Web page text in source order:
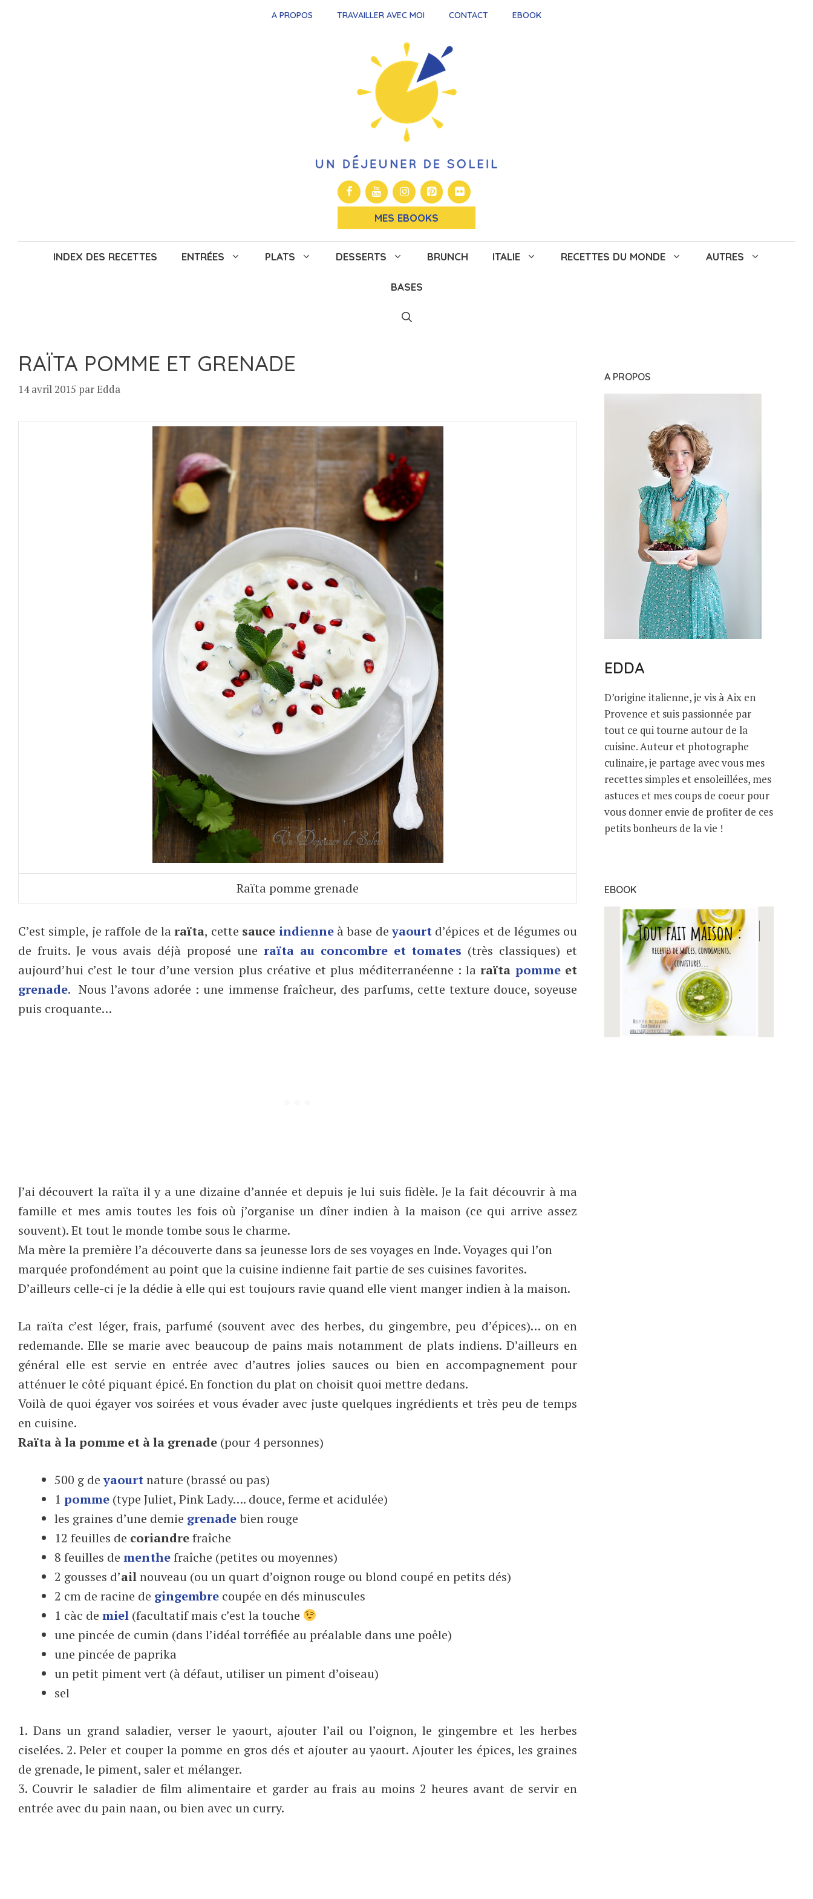
A PROPOS TRAVAILLER AVEC MOI CONTACT EBOOK
MES EBOOKS
INDEX DES RECETTES ENTRÉES PLATS DESSERTS BRUNCH ITALIE RECETTES DU MONDE AUTRES
BASES
RAÏTA POMME ET GRENADE
14 avril 2015 parEdda
Raïta pomme grenade
C’est simple, je raffole de laraïta, cette sauce indienne à base deyaourt d’épices et de légumes ou
de fruits. Je vous avais déjà proposé une raïta au concombre et tomates (très classiques) et
aujourd’hui c’est le tour d’une version plus créative et plus méditerranéenne : laraïta pomme et
grenade. Nous l’avons adorée : une immense fraîcheur, des parfums, cette texture douce, soyeuse
puis croquante…
J’ai découvert la raïta il y a une dizaine d’année et depuis je lui suis fidèle. Je la fait découvrir à ma
famille et mes amis toutes les fois où j’organise un dîner indien à la maison (ce qui arrive assez
souvent). Et tout le monde tombe sous le charme.
Ma mère la première l’a découverte dans sa jeunesse lors de ses voyages en Inde. Voyages qui l’on
marquée profondément au point que la cuisine indienne fait partie de ses cuisines favorites.
D’ailleurs celle-ci je la dédie à elle qui est toujours ravie quand elle vient manger indien à la maison.
La raïta c’est léger, frais, parfumé (souvent avec des herbes, du gingembre, peu d’épices)… on en
redemande. Elle se marie avec beaucoup de pains mais notamment de plats indiens. D’ailleurs en
général elle est servie en entrée avec d’autres jolies sauces ou bien en accompagnement pour
atténuer le côté piquant épicé. En fonction du plat on choisit quoi mettre dedans.
Voilà de quoi égayer vos soirées et vous évader avec juste quelques ingrédients et très peu de temps
en cuisine.
Raïta à la pomme et à la grenade (pour 4 personnes)
500 g deyaourtnature (brassé ou pas)
1 pomme (type Juliet, Pink Lady…. douce, ferme et acidulée)
les graines d’une demie grenadebien rouge
12 feuilles de coriandrefraîche
8 feuilles de menthefraîche (petites ou moyennes)
2 gousses d’ailnouveau (ou un quart d’oignon rouge ou blond coupé en petits dés)
2 cm de racine de gingembre coupée en dés minuscules
1 càc de miel (facultatif mais c’est la touche
une pincée de cumin (dans l’idéal torréfiée au préalable dans une poêle)
une pincée de paprika
un petit piment vert (à défaut, utiliser un piment d’oiseau)
sel
1. Dans un grand saladier, verser le yaourt, ajouter l’ail ou l’oignon, le gingembre et les herbes
ciselées. 2. Peler et couper la pomme en gros dés et ajouter au yaourt. Ajouter les épices, les graines
de grenade, le piment, saler et mélanger.
3. Couvrir le saladier de film alimentaire et garder au frais au moins 2 heures avant de servir en
entrée avec du pain naan, ou bien avec un curry.
A PROPOS
EDDA
D’origine italienne, je vis à Aix en
Provence et suis passionnée par
tout ce qui tourne autour de la
cuisine. Auteur et photographe
culinaire, je partage avec vous mes
recettes simples et ensoleillées, mes
astuces et mes coups de coeur pour
vous donner envie de profiter de ces
petits bonheurs de la vie !
EBOOK